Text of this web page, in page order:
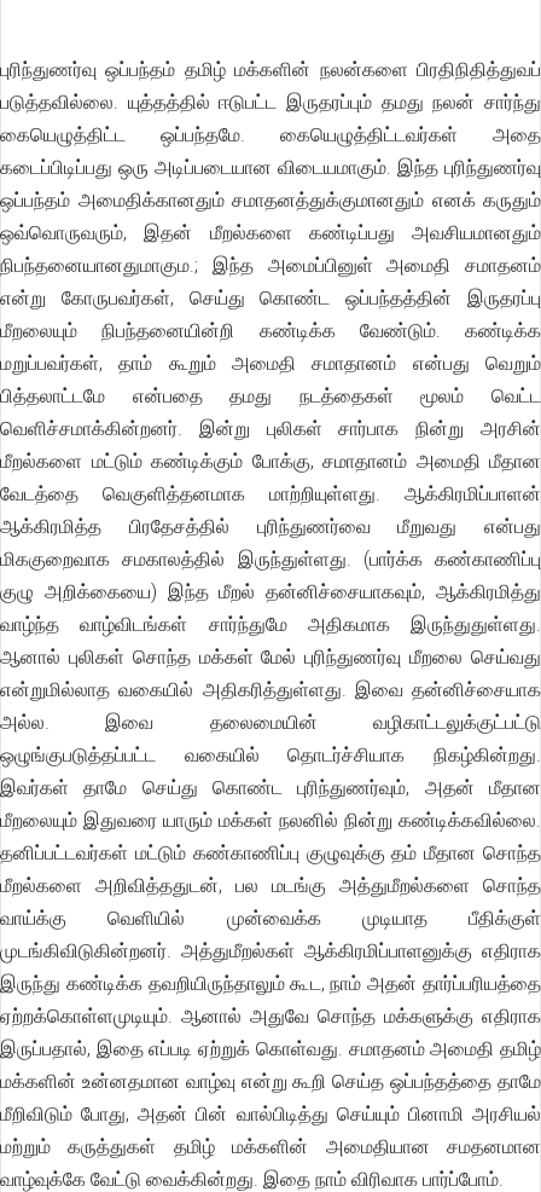
புரிந்துணர்வு ஒப்பந்தம் தமிழ் மக்களின் நலன்களை பிரதிநிதித்துவப்
படுத்தவில்லை. யுத்தத்தில் ஈடுபட்ட இருதரப்பும் தமது நலன் சார்ந்து
கையெழுத்திட்ட ஒப்பந்தமே. கையெழுத்திட்டவர்கள் அதை
கடைப்பிடிப்பது ஒரு அடிப்படையான விடையமாகும். இந்த புரிந்துணர்வு
ஒப்பந்தம் அமைதிக்கானதும் சமாதனத்துக்குமானதும் எனக் கருதும்
ஒவ்வொருவரும், இதன் மீறல்களை கண்டிப்பது அவசியமானதும்
நிபந்தனையானதுமாகும.; இந்த அமைப்பினுள் அமைதி சமாதனம்
என்று கோருபவர்கள், செய்து கொண்ட ஒப்பந்தத்தின் இருதரப்பு
மீறலையும் நிபந்தனையின்றி கண்டிக்க வேண்டும். கண்டிக்க
மறுப்பவர்கள், தாம் கூறும் அமைதி சமாதானம் என்பது வெறும்
பித்தலாட்டமே என்பதை தமது நடத்தைகள் மூலம் வெட்ட
வெளிச்சமாக்கின்றனர். இன்று புலிகள் சார்பாக நின்று அரசின்
மீறல்களை மட்டும் கண்டிக்கும் போக்கு, சமாதானம் அமைதி மீதான
வேடத்தை வெகுளித்தனமாக மாற்றியுள்ளது. ஆக்கிரமிப்பாளன்
ஆக்கிரமித்த பிரதேசத்தில் புரிந்துணர்வை மீறுவது என்பது
மிககுறைவாக சமகாலத்தில் இருந்துள்ளது. (பார்க்க கண்காணிப்பு
குழு அறிக்கையை) இந்த மீறல் தன்னிச்சையாகவும், ஆக்கிரமித்து
வாழ்ந்த வாழ்விடங்கள் சார்ந்துமே அதிகமாக இருந்துதுள்ளது.
ஆனால் புலிகள் சொந்த மக்கள் மேல் புரிந்துணர்வு மீறலை செய்வது
என்றுமில்லாத வகையில் அதிகரித்துள்ளது. இவை தன்னிச்சையாக
அல்ல. இவை தலைமையின் வழிகாட்டலுக்குட்பட்டு
ஒழுங்குபடுத்தப்பட்ட வகையில் தொடர்ச்சியாக நிகழ்கின்றது.
இவர்கள் தாமே செய்து கொண்ட புரிந்துணர்வும், அதன் மீதான
மீறலையும் இதுவரை யாரும் மக்கள் நலனில் நின்று கண்டிக்கவில்லை.
தனிப்பட்டவர்கள் மட்டும் கண்காணிப்பு குழுவுக்கு தம் மீதான சொந்த
மீறல்களை அறிவித்ததுடன், பல மடங்கு அத்துமீறல்களை சொந்த
வாய்க்கு வெளியில் முன்வைக்க முடியாத பீதிக்குள்
முடங்கிவிடுகின்றனர். அத்துமீறல்கள் ஆக்கிரமிப்பாளனுக்கு எதிராக
இருந்து கண்டிக்க தவறியிருந்தாலும் கூட, நாம் அதன் தார்ப்பரியத்தை
ஏற்றக்கொள்ளமுடியும். ஆனால் அதுவே சொந்த மக்களுக்கு எதிராக
இருப்பதால், இதை எப்படி ஏற்றுக் கொள்வது. சமாதனம் அமைதி தமிழ்
மக்களின் உன்னதமான வாழ்வு என்று கூறி செய்த ஒப்பந்தத்தை தாமே
மீறிவிடும் போது, அதன் பின் வால்பிடித்து செய்யும் பினாமி அரசியல்
மற்றும் கருத்துகள் தமிழ் மக்களின் அமைதியான சமதனமான
வாழ்வுக்கே வேட்டு வைக்கின்றது. இதை நாம் விரிவாக பார்ப்போம்.